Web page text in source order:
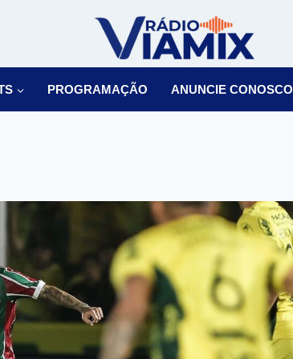
PROGRAMAÇÃO ANUNCIE CONOSCO